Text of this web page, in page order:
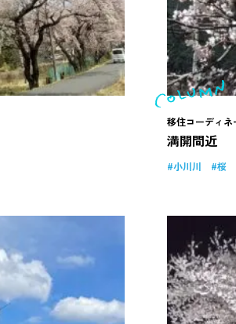
移住コーディネ
満開間近
小川川 桜